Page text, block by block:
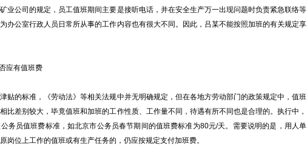
公司的规定，员工值班期间主要是接听电话，并在安全生产万一出现问题时负责紧急联络等
办公室行政人员日常所从事的工作内容也有很大不同。因此，吕某不能按照加班的有关规定享
应有值班费
的标准，《劳动法》等相关法规中并无明确规定，但在各地方劳动部门的政策规定中，值班
比差别较大，毕竟值班和加班的工作性质、工作量不同，待遇有所不同也是合理的。执行中，
务员值班费标准，如北京市公务员春节期间的值班费标准为80元/天。需要说明的是，用人单
岗位上工作的值班或有生产任务的，仍应按规定支付加班费。